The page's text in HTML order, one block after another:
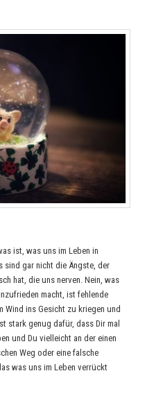
ist, was uns im Leben in
sind gar nicht die Ängste, der
hat, die uns nerven. Nein, was
macht, ist fehlende
Wind ins Gesicht zu kriegen und
stark genug dafür, dass Dir mal
und Du vielleicht an der einen
Weg oder eine falsche
was uns im Leben verrückt